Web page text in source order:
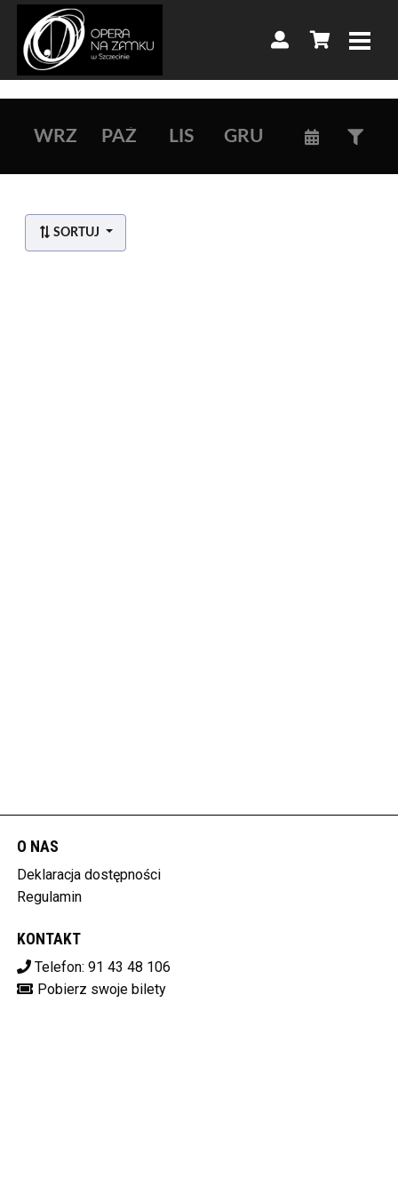
WRZ PAŹ LIS GRU
SORTUJ
O NAS
Deklaracja dostępności
Regulamin
KONTAKT
Telefon: 91 43 48 106
Pobierz swoje bilety